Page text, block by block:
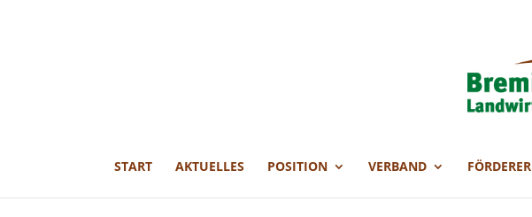
START AKTUELLES POSITION VERBAND FÖRDERER